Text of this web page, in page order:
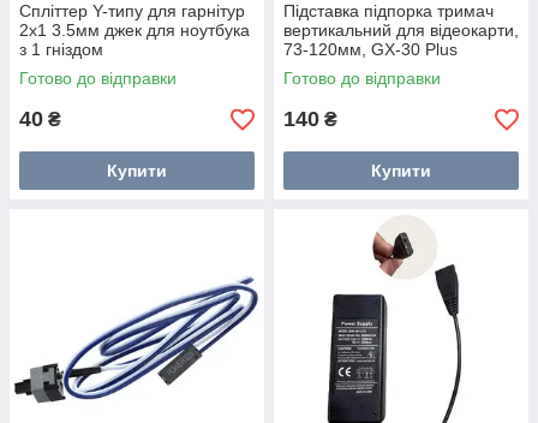
Спліттер Y-типу для гарнітур
2x1 3.5мм джек для ноутбука
з 1 гніздом
Готово до відправки
40 ₴
Купити
Підставка підпорка тримач
вертикальний для відеокарти,
73-120мм, GX-30 Plus
Готово до відправки
140 ₴
Купити